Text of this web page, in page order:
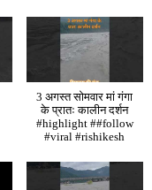
3 अगस्त सोमवार मां गंगा
के प्रातः कालीन दर्शन
#highlight ##follow
#viral #rishikesh